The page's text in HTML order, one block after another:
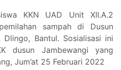
KKN UAD Unit XII.A.2
sampah di Dusun
Dlingo, Bantul. Sosialisasi ini
dusun Jambewangi yang
Jum’at 25 Februari 2022